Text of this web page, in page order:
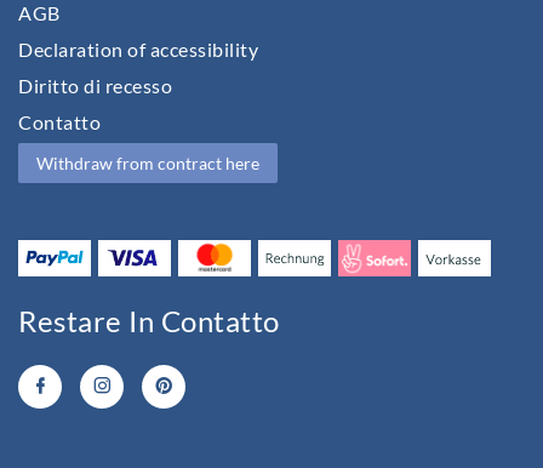
AGB
Declaration of accessibility
Diritto di recesso
Contatto
Withdraw from contract here
Restare In Contatto